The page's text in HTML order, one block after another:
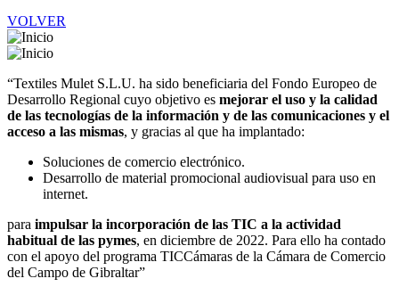
VOLVER
“Textiles Mulet S.L.U. ha sido beneficiaria del Fondo Europeo de
Desarrollo Regional cuyo objetivo es mejorar el uso y la calidad
de las tecnologías de la información y de las comunicaciones y el
acceso a las mismas, y gracias al que ha implantado:
Soluciones de comercio electrónico.
Desarrollo de material promocional audiovisual para uso en
internet.
para impulsar la incorporación de las TIC a la actividad
habitual de las pymes, en diciembre de 2022. Para ello ha contado
con el apoyo del programa TICCámaras de la Cámara de Comercio
del Campo de Gibraltar”